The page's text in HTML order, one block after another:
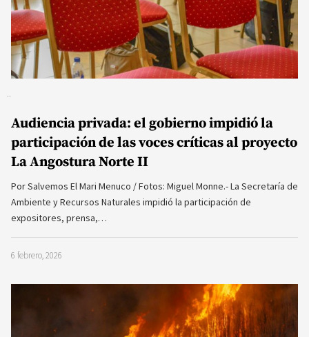
Audiencia privada: el gobierno impidió la
participación de las voces críticas al proyecto
La Angostura Norte II
Por Salvemos El Mari Menuco / Fotos: Miguel Monne.- La Secretaría de
Ambiente y Recursos Naturales impidió la participación de
expositores, prensa,…
6 febrero, 2026